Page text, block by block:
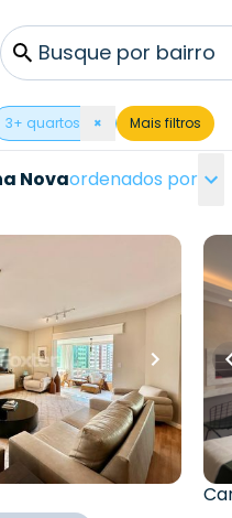
Busque por bairro
3+ quartos × Mais filtros
Novaordenados por
• banheiros
Central
Nova,Capão da
R$
1